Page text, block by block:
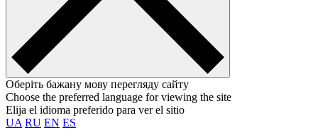
Оберіть бажану мову перегляду сайту
Choose the preferred language for viewing the site
Elija el idioma preferido para ver el sitio
UA RU EN ES